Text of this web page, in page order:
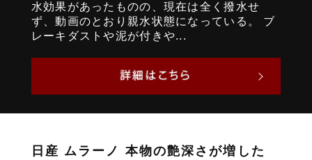
水効果があったものの、現在は全く撥水せ
ず、動画のとおり親水状態になっている。 ブ
レーキダストや泥が付きや...
日産 ムラーノ 本物の艶深さが増した